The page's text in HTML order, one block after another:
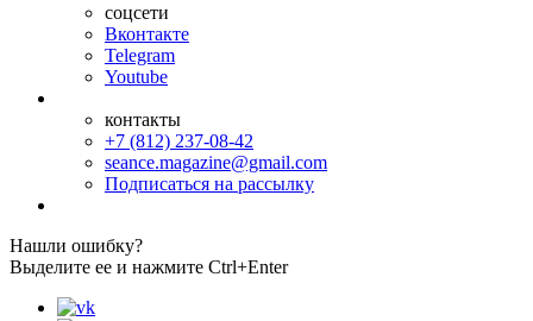
соцсети
Вконтакте
Telegram
Youtube
контакты
+7 (812) 237-08-42
seance.magazine@gmail.com
Подписаться на рассылку
Нашли ошибку?
Выделите ее и нажмите Ctrl+Enter